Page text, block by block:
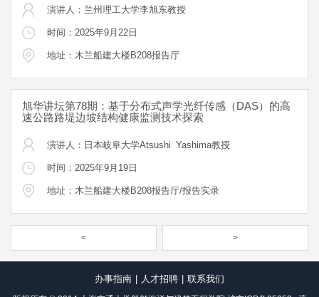
演讲人：兰州理工大学李旭东教授
时间：2025年9月22日
地址：木兰船建大楼B208报告厅
旭华讲坛第78期：基于分布式声学光纤传感（DAS）的高
速公路路堤边坡结构健康监测技术探索
演讲人：日本岐阜大学Atsushi Yashima教授
时间：2025年9月19日
地址：木兰船建大楼B208报告厅/报告实录
< >
办事指南 人才招聘 联系我们